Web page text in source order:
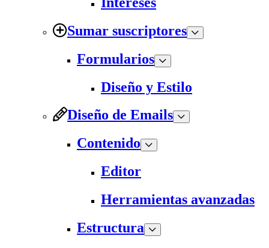
Sumar suscriptores
Formularios
Diseño y Estilo
Diseño de Emails
Contenido
Editor
Herramientas avanzadas
Estructura